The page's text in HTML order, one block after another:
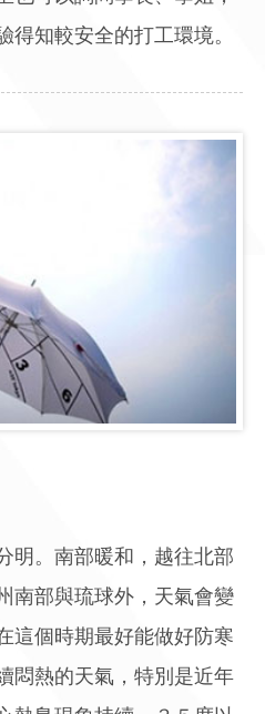
得知較安全的打工環境。
明。南部暖和，越往北部
南部與琉球外，天氣會變
這個時期最好能做好防寒
悶熱的天氣，特別是近年